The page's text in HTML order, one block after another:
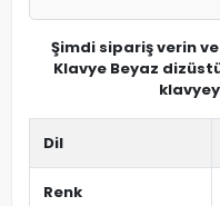
Şimdi sipariş verin
Klavye Beyaz
Dil
Renk